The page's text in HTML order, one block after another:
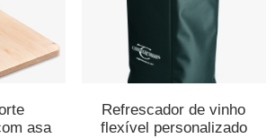
asa
Refrescador de vinho
flexível personalizado